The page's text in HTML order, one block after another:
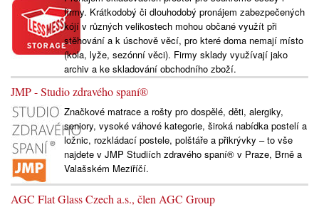
firmy. Krátkodobý či dlouhodobý pronájem zabezpečených
kójí v různých velikostech mohou občané využít při
stěhování a k úschově věcí, pro které doma nemají místo
(kola, lyže, sezónní věci). Firmy sklady využívají jako
archiv a ke skladování obchodního zboží.
JMP - Studio zdravého spaní®
Značkové matrace a rošty pro dospělé, děti, alergiky,
seniory, vysoké váhové kategorie, široká nabídka postelí a
ložnic, rozkládací postele, polštáře a přikrývky – to vše
najdete v JMP Studiích zdravého spaní® v Praze, Brně a
Valašském Meziříčí.
AGC Flat Glass Czech a.s., člen AGC Group